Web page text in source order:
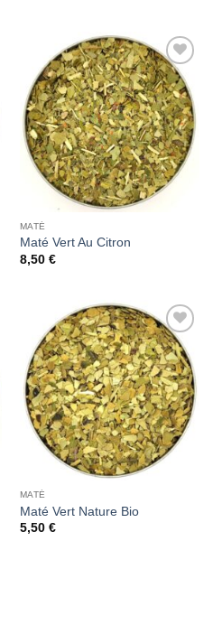
Add to
Wishlist
MATÉ
Maté Vert Au Citron
8,50 €
Add to
Wishlist
MATÉ
Maté Vert Nature Bio
5,50 €